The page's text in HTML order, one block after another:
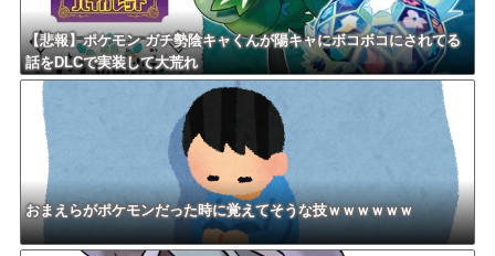
【悲報】ポケモン ガチ勢陰キャくんが陽キャにボコボコにされてる
話をDLCで実装して大荒れ
おまえらがポケモンだった時に覚えてそうな技ｗｗｗｗｗｗ